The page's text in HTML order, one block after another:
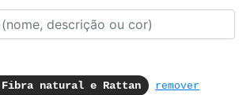
natural e Rattan remover